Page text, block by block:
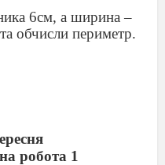
6см, а ширина –
обчисли периметр.
робота 1